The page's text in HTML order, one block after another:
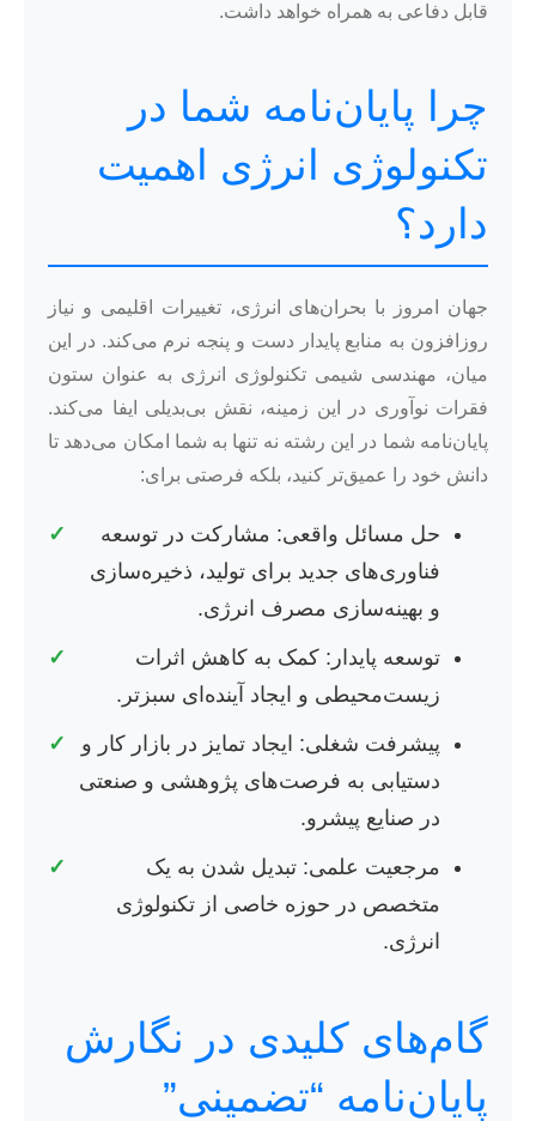
قابل دفاعی به همراه خواهد داشت.
چرا پایان‌نامه شما در
تکنولوژی انرژی اهمیت
دارد؟
جهان امروز با بحران‌های انرژی، تغییرات اقلیمی و نیاز
روزافزون به منابع پایدار دست و پنجه نرم می‌کند. در این
میان، مهندسی شیمی تکنولوژی انرژی به عنوان ستون
فقرات نوآوری در این زمینه، نقش بی‌بدیلی ایفا می‌کند.
پایان‌نامه شما در این رشته نه تنها به شما امکان می‌دهد تا
دانش خود را عمیق‌تر کنید، بلکه فرصتی برای:
✓
حل مسائل واقعی: مشارکت در توسعه
فناوری‌های جدید برای تولید، ذخیره‌سازی
و بهینه‌سازی مصرف انرژی.
✓
توسعه پایدار: کمک به کاهش اثرات
زیست‌محیطی و ایجاد آینده‌ای سبزتر.
✓
پیشرفت شغلی: ایجاد تمایز در بازار کار و
دستیابی به فرصت‌های پژوهشی و صنعتی
در صنایع پیشرو.
✓
مرجعیت علمی: تبدیل شدن به یک
متخصص در حوزه خاصی از تکنولوژی
انرژی.
گام‌های کلیدی در نگارش
پایان‌نامه “تضمینی”